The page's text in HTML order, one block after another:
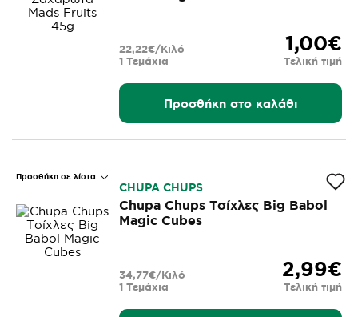
1,00€
Τελική τιμή
1 Τεμάχια
22,22€/Κιλό
Προσθήκη στο καλάθι
Προσθήκη σε λίστα
CHUPA CHUPS
Chupa Chups Τσίχλες Big Babol
Magic Cubes
2,99€
Τελική τιμή
1 Τεμάχια
34,77€/Κιλό